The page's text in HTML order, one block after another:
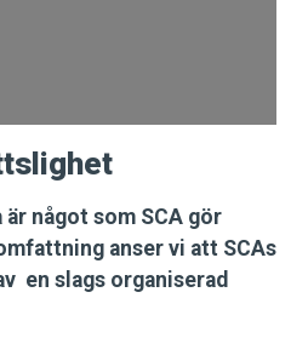
något som SCA gör
anser vi att SCAs
en slags organiserad